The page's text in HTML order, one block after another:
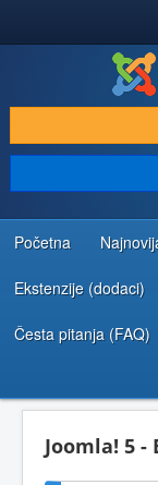
PREUZIMANJE I
OTKRIJTE I NAUČITE
ZAJEDNICA I
RESURSI ZA RAZVOJ
Početna
Ekstenzije (dodaci)
Česta pitanja (FAQ)
Joomla! 5 -